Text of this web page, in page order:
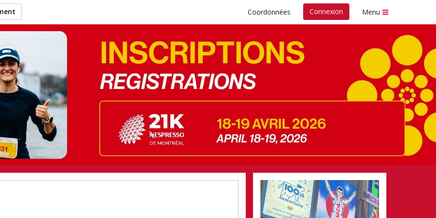
Coordonnées Connexion Menu
à recueillir des fonds
à l’événement 21K Nespresso de
Montréal 2026